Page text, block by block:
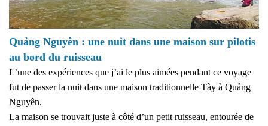
Quảng Nguyên : une nuit dans une maison sur pilotis
au bord du ruisseau
L’une des expériences que j’ai le plus aimées pendant ce voyage
fut de passer la nuit dans une maison traditionnelle Tày à Quảng
Nguyên.
La maison se trouvait juste à côté d’un petit ruisseau, entourée de